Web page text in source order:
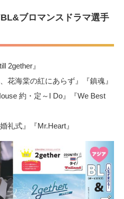
ブロマンスドラマ選手
2gether』
花海棠の紅にあらず』『鎮魂』
約・定～I Do』『We Best
礼式』『Mr.Heart』